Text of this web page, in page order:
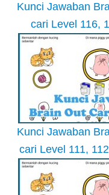
Kunci Jawaban
cari Level 116,
Kunci Jawaban
cari Level 111,